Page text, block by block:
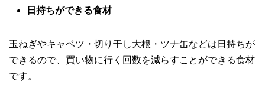
日持ちができる食材
玉ねぎやキャベツ・切り干し大根・ツナ缶などは日持ちが
できるので、買い物に行く回数を減らすことができる食材
です。